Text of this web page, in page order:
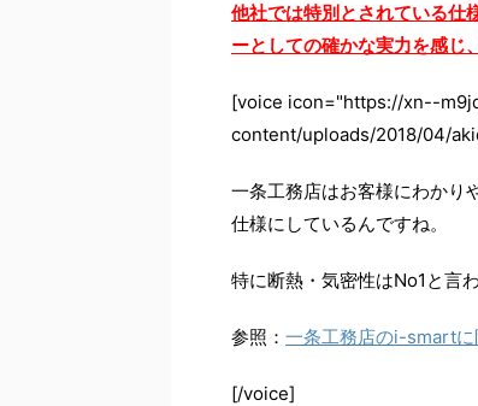
他社では特別とされている仕
ーとしての確かな実力を感じ
[voice icon="https://xn--
content/uploads/2018/04/
一条工務店はお客様にわかり
仕様にしているんですね。
特に断熱・気密性はNo1と言
参照： 一条工務店のi-smartに
[/voice]